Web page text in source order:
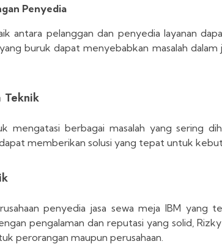
Penyedia
antara pelanggan dan penyedia layanan
buruk dapat menyebabkan masalah
Teknik
mengatasi berbagai masalah yang sering
memberikan solusi yang tepat untuk
penyedia jasa sewa meja IBM yang
pengalaman dan reputasi yang solid,
perorangan maupun perusahaan.